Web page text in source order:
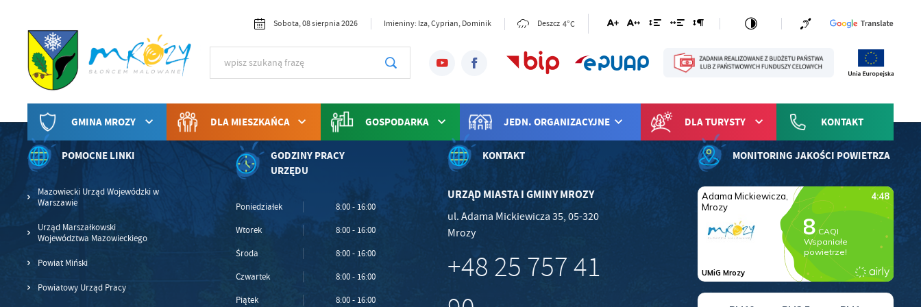
Sobota, 08 sierpnia 2026 Imieniny: Iza, Cyprian, Dominik Deszcz 4°C
GMINA MROZY DLA MIESZKAŃCA GOSPODARKA JEDN. ORGANIZACYJNE DLA TURYSTY KONTAKT
POMOCNE LINKI
Mazowiecki Urząd Wojewódzki w
Warszawie
Urząd Marszałkowski
Województwa Mazowieckiego
Powiat Miński
Powiatowy Urząd Pracy
GODZINY PRACY
URZĘDU
Poniedziałek 8:00 - 16:00
Wtorek 8:00 - 16:00
Środa 8:00 - 16:00
Czwartek 8:00 - 16:00
Piątek 8:00 - 16:00
KONTAKT
URZĄD MIASTA I GMINY MROZY
ul. Adama Mickiewicza 35, 05-320
Mrozy
+48 25 757 41
MONITORING JAKOŚCI POWIETRZA
Ustawienia
wszystkie. W dowolnym momencie możesz dokonać zmiany swoich ustawień.
Niezbędne